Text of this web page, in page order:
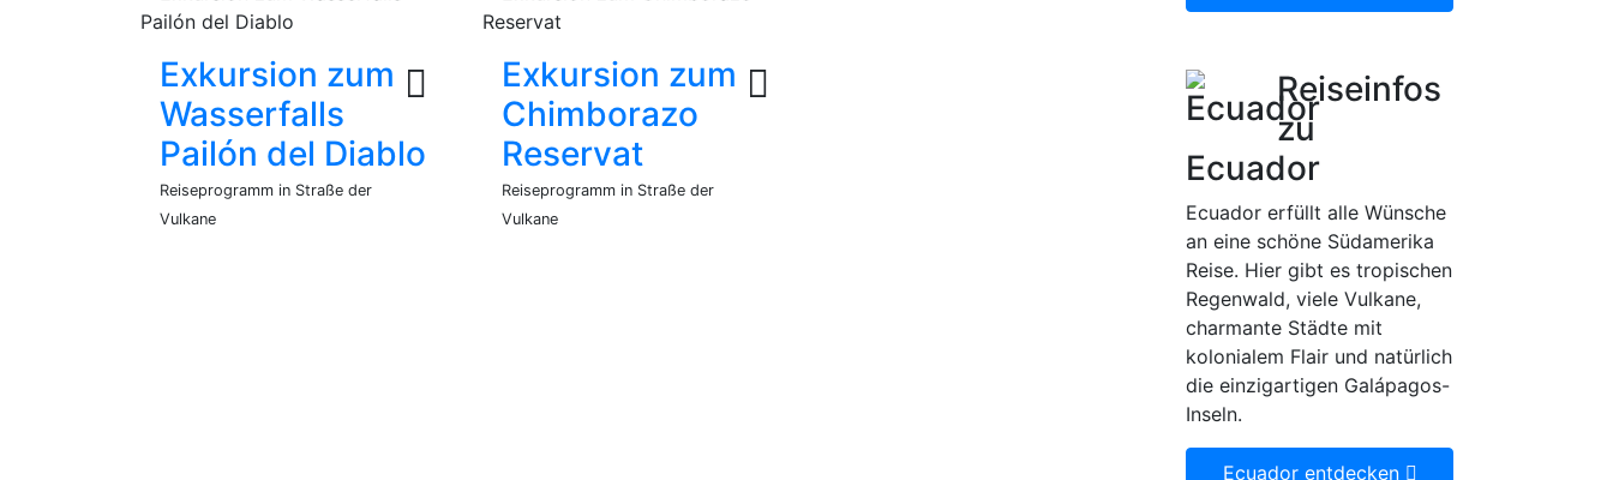
Exkursion zum
Wasserfalls
Pailón del Diablo
Reiseprogramm in Straße der
Vulkane
Exkursion zum
Chimborazo
Reservat
Reiseprogramm in Straße der
Vulkane
Reiseinfos
zu
Ecuador
Ecuador erfüllt alle Wünsche
an eine schöne Südamerika
Reise. Hier gibt es tropischen
Regenwald, viele Vulkane,
charmante Städte mit
kolonialem Flair und natürlich
die einzigartigen Galápagos-
Inseln.
Ecuador entdecken